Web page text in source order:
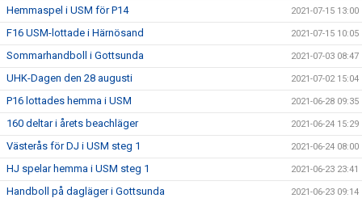
Hemmaspel i USM för P14 2021-07-15 13:00
F16 USM-lottade i Härnösand 2021-07-15 10:05
Sommarhandboll i Gottsunda 2021-07-03 08:47
UHK-Dagen den 28 augusti 2021-07-02 15:04
P16 lottades hemma i USM 2021-06-28 09:35
160 deltar i årets beachläger 2021-06-24 15:29
Västerås för DJ i USM steg 1 2021-06-24 08:00
HJ spelar hemma i USM steg 1 2021-06-23 23:41
Handboll på dagläger i Gottsunda 2021-06-23 09:14